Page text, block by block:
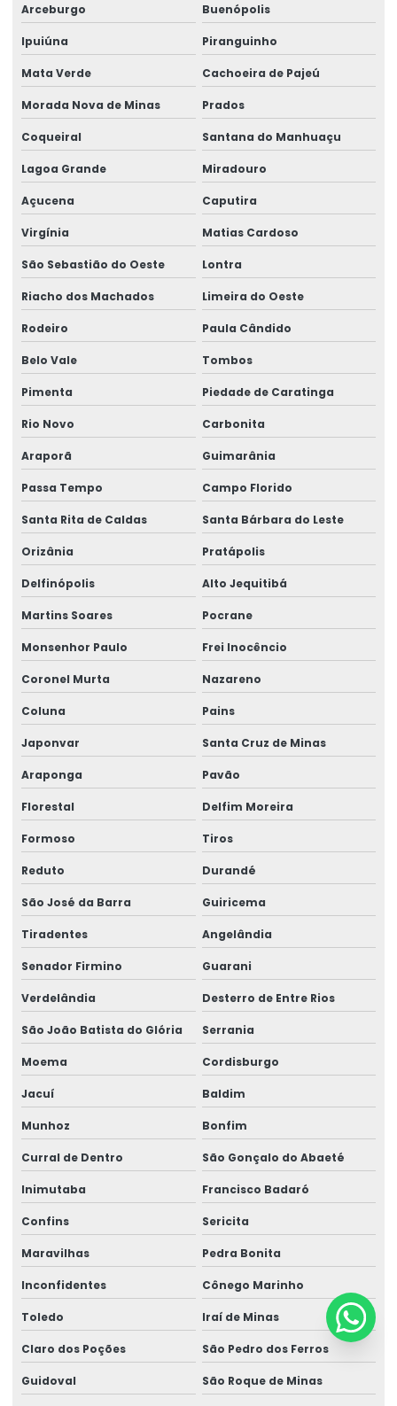
Arceburgo Buenópolis
Ipuiúna Piranguinho
Mata Verde Cachoeira de Pajeú
Morada Nova de Minas Prados
Coqueiral Santana do Manhuaçu
Lagoa Grande Miradouro
Açucena Caputira
Virgínia Matias Cardoso
São Sebastião do Oeste Lontra
Riacho dos Machados Limeira do Oeste
Rodeiro Paula Cândido
Belo Vale Tombos
Pimenta Piedade de Caratinga
Rio Novo Carbonita
Araporã Guimarânia
Passa Tempo Campo Florido
Santa Rita de Caldas Santa Bárbara do Leste
Orizânia Pratápolis
Delfinópolis Alto Jequitibá
Martins Soares Pocrane
Monsenhor Paulo Frei Inocêncio
Coronel Murta Nazareno
Coluna Pains
Japonvar Santa Cruz de Minas
Araponga Pavão
Florestal Delfim Moreira
Formoso Tiros
Reduto Durandé
São José da Barra Guiricema
Tiradentes Angelândia
Senador Firmino Guarani
Verdelândia Desterro de Entre Rios
São João Batista do Glória Serrania
Moema Cordisburgo
Jacuí Baldim
Munhoz Bonfim
Curral de Dentro São Gonçalo do Abaeté
Inimutaba Francisco Badaró
Confins Sericita
Maravilhas Pedra Bonita
Inconfidentes Cônego Marinho
Toledo Iraí de Minas
Claro dos Poções São Pedro dos Ferros
Guidoval São Roque de Minas